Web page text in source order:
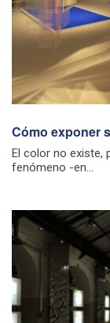
Cómo exponer
El color no existe,
fenómeno -en...